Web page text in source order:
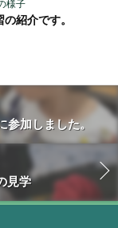
様子
の紹介です。
加しました。
見学